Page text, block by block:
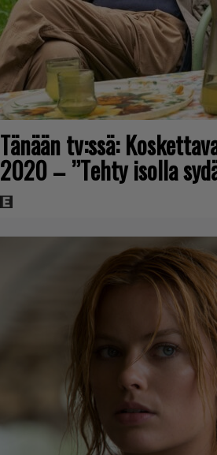
Tänään tv:ssä:
2020 – ”Tehty isolla